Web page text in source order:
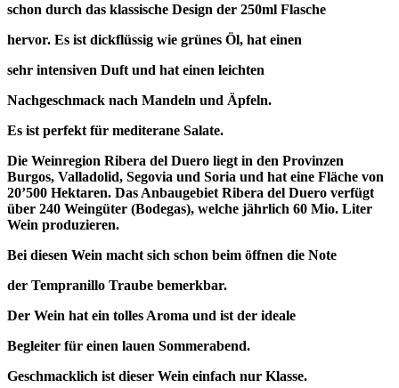
schon durch das klassische Design der 250ml Flasche
hervor. Es ist dickflüssig wie grünes Öl, hat einen
sehr intensiven Duft und hat einen leichten
Nachgeschmack nach Mandeln und Äpfeln.
Es ist perfekt für mediterane Salate.
Die Weinregion Ribera del Duero liegt in den Provinzen
Burgos, Valladolid, Segovia und Soria und hat eine Fläche von
20’500 Hektaren. Das Anbaugebiet Ribera del Duero verfügt
über 240 Weingüter (Bodegas), welche jährlich 60 Mio. Liter
Wein produzieren.
Bei diesen Wein macht sich schon beim öffnen die Note
der Tempranillo Traube bemerkbar.
Der Wein hat ein tolles Aroma und ist der ideale
Begleiter für einen lauen Sommerabend.
Geschmacklich ist dieser Wein einfach nur Klasse.